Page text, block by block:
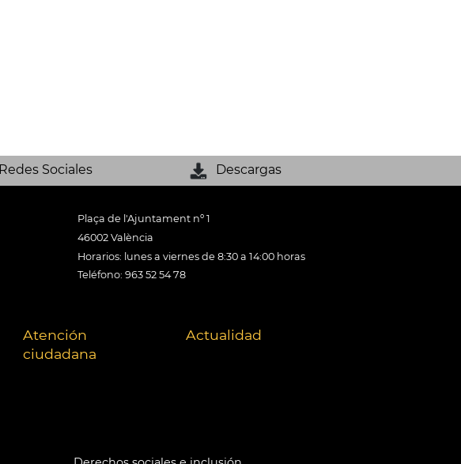
Redes Sociales Descargas
Plaça de l'Ajuntament nº 1
46002 València
Horarios: lunes a viernes de 8:30 a 14:00 horas
Teléfono: 963 52 54 78
Atención
ciudadana
Actualidad